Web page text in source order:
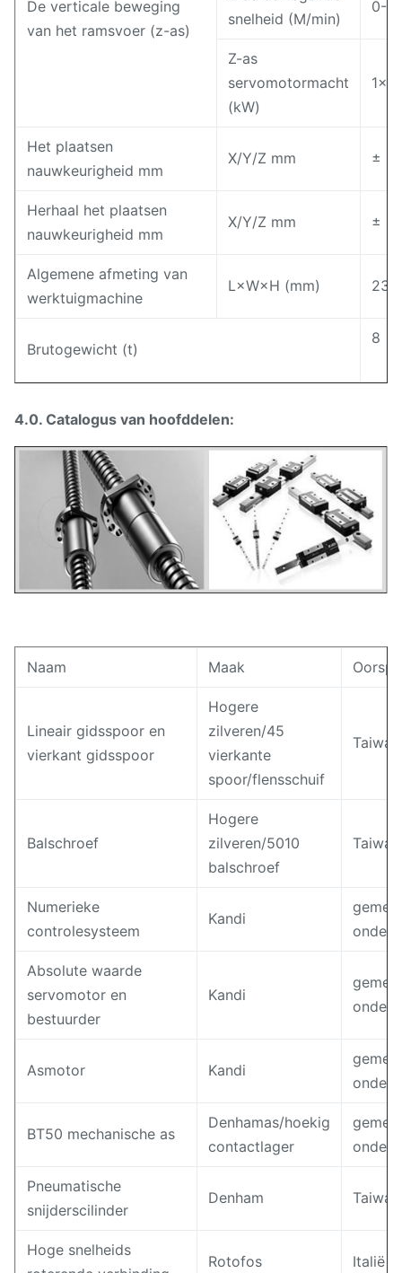
De verticale beweging
van het ramsvoer (z-as)
snelheid (M/min)
0-4
Z-as
servomotormacht
(kW)
Het plaatsen
nauwkeurigheid mm
X/Y/Z mm ±
Herhaal het plaatsen
nauwkeurigheid mm
X/Y/Z mm ±
Algemene afmeting van
werktuigmachine
L×W×H (mm)
Brutogewicht (t)
8
4.0. Catalogus van hoofddelen:
Naam Maak
Lineair gidsspoor en
vierkant gidsspoor
Hogere
zilveren/45
vierkante
spoor/flensschuif
Balschroef
Hogere
zilveren/5010
balschroef
Numerieke
controlesysteem
Kandi
Absolute waarde
servomotor en
bestuurder
Kandi
Asmotor Kandi
BT50 mechanische as
Denhamas/hoekig
contactlager
Pneumatische
snijderscilinder
Denham Taiwan
Hoge snelheids
Rotofos Italië